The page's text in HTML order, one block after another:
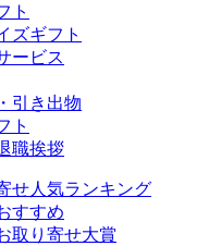
ト
ズギフト
ービス
引き出物
ト
職挨拶
せ人気ランキング
すすめ
取り寄せ大賞